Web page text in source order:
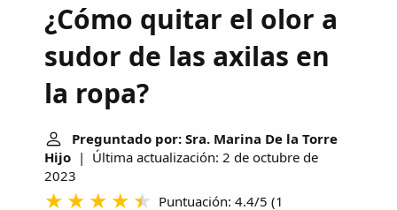
¿Cómo quitar el olor a
sudor de las axilas en
la ropa?
Preguntado por: Sra. Marina De la Torre
Hijo | Última actualización: 2 de octubre de
2023
Puntuación: 4.4/5 (1